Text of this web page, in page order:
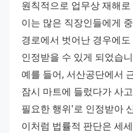
원칙적으로 업무상 재해
이는 많은 직장인들에게
경로에서 벗어난 경우에
인정받을 수 있게 되었습
예를 들어, 서산공단에서
잠시 마트에 들렀다가 사
필요한 행위'로 인정받아
이처럼 법률적 판단은 세